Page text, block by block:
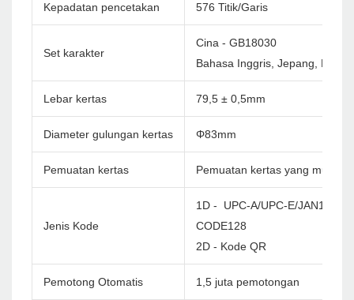
Kepadatan pencetakan 576 Titik/Garis
Set karakter
Cina - GB18030
Bahasa Inggris, Jepang,
Lebar kertas 79,5 ± 0,5mm
Diameter gulungan kertas Φ83mm
Pemuatan kertas Pemuatan kertas yang mudah
Jenis Kode
1D - UPC-A/UPC-E/
CODE128
2D - Kode QR
Pemotong Otomatis 1,5 juta pemotongan